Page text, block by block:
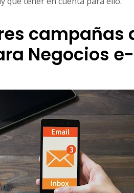
campañas
Negocios